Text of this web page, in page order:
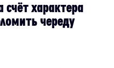
характера
череду